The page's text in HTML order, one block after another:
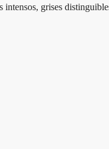
intensos, grises